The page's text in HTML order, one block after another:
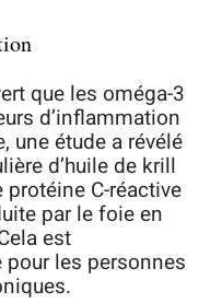
que les oméga-3
d’inflammation
une étude a révélé
d’huile de krill
C-réactive
par le foie en
est
les personnes